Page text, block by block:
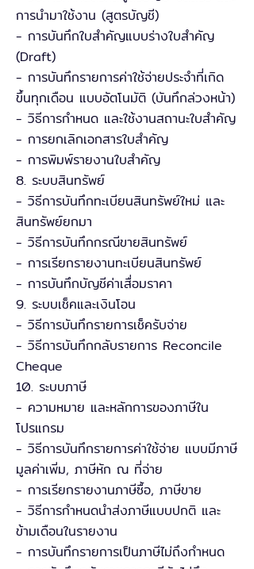
การนำมาใช้งาน (สูตรบัญชี)
- การบันทึกใบสำคัญแบบร่างใบสำคัญ
(Draft)
- การบันทึกรายการค่าใช้จ่ายประจำที่เกิด
ขึ้นทุกเดือน แบบอัตโนมัติ (บันทึกล่วงหน้า)
- วิธีการกำหนด และใช้งานสถานะใบสำคัญ
- การยกเลิกเอกสารใบสำคัญ
- การพิมพ์รายงานใบสำคัญ
8. ระบบสินทรัพย์
- วิธีการบันทึกทะเบียนสินทรัพย์ใหม่ และ
สินทรัพย์ยกมา
- วิธีการบันทึกกรณีขายสินทรัพย์
- การเรียกรายงานทะเบียนสินทรัพย์
- การบันทึกบัญชีค่าเสื่อมราคา
9. ระบบเช็คและเงินโอน
- วิธีการบันทึกรายการเช็ครับจ่าย
- วิธีการบันทึกกลับรายการ Reconcile
Cheque
10. ระบบภาษี
- ความหมาย และหลักการของภาษีใน
โปรแกรม
- วิธีการบันทึกรายการค่าใช้จ่าย แบบมีภาษี
มูลค่าเพิ่ม, ภาษีหัก ณ ที่จ่าย
- การเรียกรายงานภาษีซื้อ, ภาษีขาย
- วิธีการกำหนดนำส่งภาษีแบบปกติ และ
ข้ามเดือนในรายงาน
- การบันทึกรายการเป็นภาษีไม่ถึงกำหนด